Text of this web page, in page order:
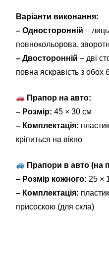
Варіанти виконання:
– Односторонній –
повнокольорова,
– Двосторонній – дві
повна яскравість з обох
Прапор на авто:
– Розмір: 45 × 30 см
– Комплектація:
кріпиться на вікно
Прапори в авто (на
– Розмір кожного: 25 ×
– Комплектація:
присоскою (для скла)